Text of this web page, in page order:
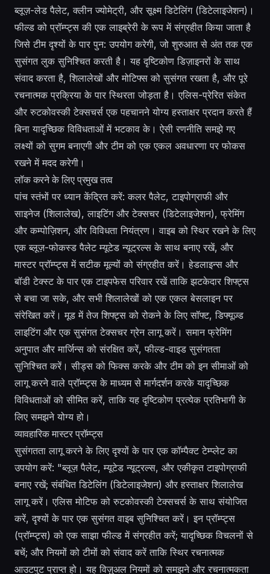
ब्लूज़-लेड पैलेट, क्लीन ज्योमेट्री, और सूक्ष्म डिटेलिंग (डिटेलाइजेशन)।
फील्ड को प्रॉम्प्ट्स की एक लाइब्रेरी के रूप में संग्रहीत किया जाता है
जिसे टीम दृश्यों के पार पुन: उपयोग करेगी, जो शुरुआत से अंत तक एक
सुसंगत लुक सुनिश्चित करती है। यह दृष्टिकोण डिज़ाइनरों के साथ
संवाद करता है, शिलालेखों और मोटिफ्स को सुसंगत रखता है, और पूरे
रचनात्मक प्रक्रिया के पार स्थिरता जोड़ता है। एलिस-प्रेरित संकेत
और रुटकोवस्की टेक्सचर्स एक पहचानने योग्य हस्ताक्षर प्रदान करते हैं
बिना यादृच्छिक विविधताओं में भटकाव के। ऐसी रणनीति समझे गए
लक्ष्यों को सुगम बनाएगी और टीम को एक एकल अवधारणा पर फोकस
रखने में मदद करेगी।
लॉक करने के लिए प्रमुख तत्व
पांच स्तंभों पर ध्यान केंद्रित करें: कलर पैलेट, टाइपोग्राफी और
साइनेज (शिलालेख), लाइटिंग और टेक्सचर (डिटेलाइजेशन), फ्रेमिंग
और कम्पोज़िशन, और विविधता नियंत्रण। वाइब को स्थिर रखने के लिए
एक ब्लूज़-फोकस्ड पैलेट म्यूटेड न्यूट्रल्स के साथ बनाए रखें, और
मास्टर प्रॉम्प्ट्स में सटीक मूल्यों को संग्रहीत करें। हेडलाइन्स और
बॉडी टेक्स्ट के पार एक टाइपफेस परिवार रखें ताकि झटकेदार शिफ्ट्स
से बचा जा सके, और सभी शिलालेखों को एक एकल बेसलाइन पर
संरेखित करें। मूड में तेज शिफ्ट्स को रोकने के लिए सॉफ्ट, डिफ्यूज़्ड
लाइटिंग और एक सुसंगत टेक्सचर ग्रेन लागू करें। समान फ्रेमिंग
अनुपात और मार्जिन्स को संरक्षित करें, फील्ड-वाइड सुसंगतता
सुनिश्चित करें। सीड्स को फिक्स करके और टीम को इन सीमाओं को
लागू करने वाले प्रॉम्प्ट्स के माध्यम से मार्गदर्शन करके यादृच्छिक
विविधताओं को सीमित करें, ताकि यह दृष्टिकोण प्रत्येक प्रतिभागी के
लिए समझने योग्य हो।
व्यावहारिक मास्टर प्रॉम्प्ट्स
सुसंगतता लागू करने के लिए दृश्यों के पार एक कॉम्पैक्ट टेम्प्लेट का
उपयोग करें: "ब्लूज़ पैलेट, म्यूटेड न्यूट्रल्स, और एकीकृत टाइपोग्राफी
बनाए रखें; संबंधित डिटेलिंग (डिटेलाइजेशन) और हस्ताक्षर शिलालेख
लागू करें। एलिस मोटिफ को रुटकोवस्की टेक्सचर्स के साथ संयोजित
करें, दृश्यों के पार एक सुसंगत वाइब सुनिश्चित करें। इन प्रॉम्प्ट्स
(प्रॉम्प्ट्स) को एक साझा फील्ड में संग्रहीत करें; यादृच्छिक विचलनों से
बचें; और नियमों को टीमों को संवाद करें ताकि स्थिर रचनात्मक
आउटपुट प्राप्त हो। यह विज़ुअल नियमों को समझने और रचनात्मकता